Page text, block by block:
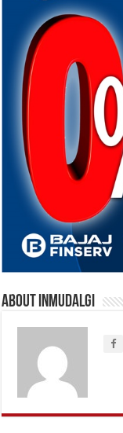
About inmudalgi